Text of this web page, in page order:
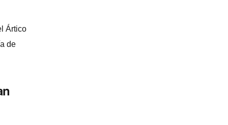
Ártico
de